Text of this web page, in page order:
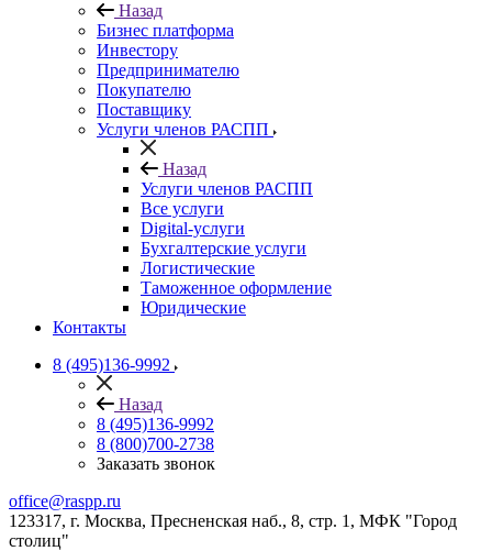
Назад
Бизнес платформа
Инвестору
Предпринимателю
Покупателю
Поставщику
Услуги членов РАСПП
Назад
Услуги членов РАСПП
Все услуги
Digital-услуги
Бухгалтерские услуги
Логистические
Таможенное оформление
Юридические
Контакты
8 (495)136-9992
Назад
8 (495)136-9992
8 (800)700-2738
Заказать звонок
office@raspp.ru
123317, г. Москва, Пресненская наб., 8, стр. 1, МФК "Город
столиц"